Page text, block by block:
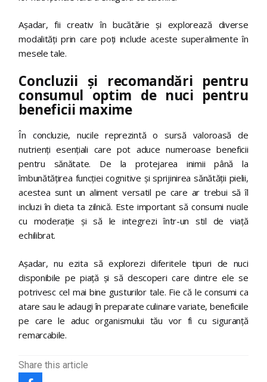
Așadar, fii creativ în bucătărie și explorează diverse
modalități prin care poți include aceste superalimente în
mesele tale.
Concluzii și recomandări pentru
consumul optim de nuci pentru
beneficii maxime
În concluzie, nucile reprezintă o sursă valoroasă de
nutrienți esențiali care pot aduce numeroase beneficii
pentru sănătate. De la protejarea inimii până la
îmbunătățirea funcției cognitive și sprijinirea sănătății pielii,
acestea sunt un aliment versatil pe care ar trebui să îl
incluzi în dieta ta zilnică. Este important să consumi nucile
cu moderație și să le integrezi într-un stil de viață
echilibrat.
Așadar, nu ezita să explorezi diferitele tipuri de nuci
disponibile pe piață și să descoperi care dintre ele se
potrivesc cel mai bine gusturilor tale. Fie că le consumi ca
atare sau le adaugi în preparate culinare variate, beneficiile
pe care le aduc organismului tău vor fi cu siguranță
remarcabile.
Sharethis article